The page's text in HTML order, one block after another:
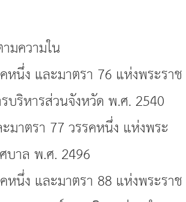
มความใน
หนึ่ง และมาตรา 76 แห่งพระราช
ริหารส่วนจังหวัด พ.ศ. 2540
มาตรา 77 วรรคหนึ่ง แห่งพระ
าล พ.ศ. 2496
หนึ่ง และมาตรา 88 แห่งพระราช